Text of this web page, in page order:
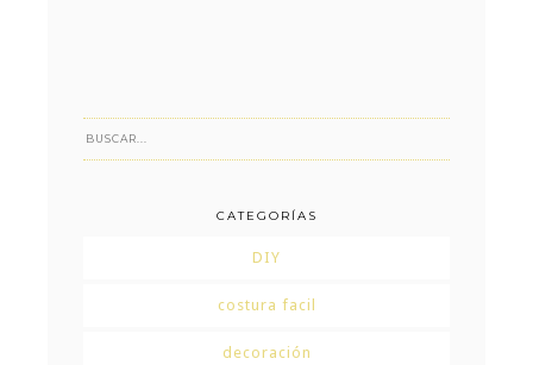
CATEGORÍAS
DIY
costura facil
decoración